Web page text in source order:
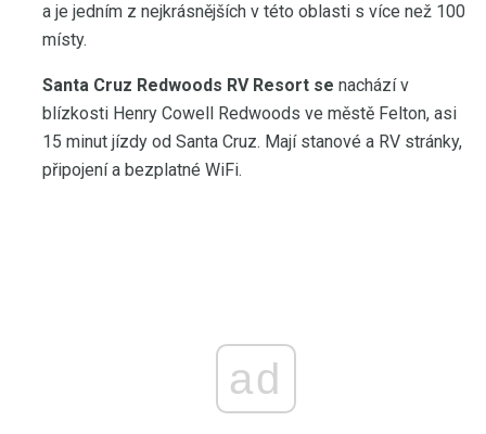
a je jedním z nejkrásnějších v této oblasti s více než 100
místy.
Santa Cruz Redwoods RV Resort se nachází v
blízkosti Henry Cowell Redwoods ve městě Felton, asi
15 minut jízdy od Santa Cruz. Mají stanové a RV stránky,
připojení a bezplatné WiFi.
ad